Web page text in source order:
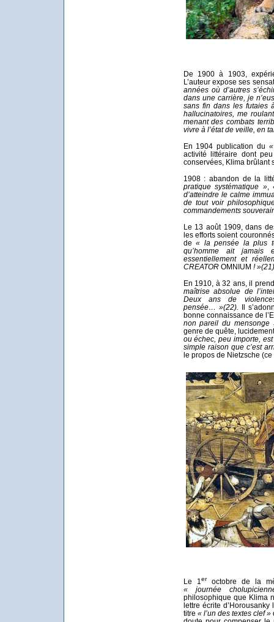
De 1900 à 1903,
L’auteur expose ses
années où d’autres
dans une carrière, je
sans fin dans les futaies
hallucinatoires, me
menant des combats
vivre à l’état de veille, en
En 1904 publication du
activité littéraire dont
conservées, Klima brûlant
1908 : abandon de la
pratique systématique »,
d’atteindre le calme
de tout voir
commandements
Le 13 août 1909, dans
les efforts soient
de« la pensée la plus
qu’homme ait
essentiellement et
CREATOR OMNIUM ! »(21)
En 1910, à 32 ans, il
maîtrise absolue de
Deux ans de
pensée… »(22).
Il
bonne connaissance de
non pareil du mensonge
genre de quête,
ou échec, peu importe,
simple raison que c’est
le propos de Nietzsche
Le 1 eroctobre de la
« journée
philosophique que Klima
lettre écrite
titre « l’un des textes clef »